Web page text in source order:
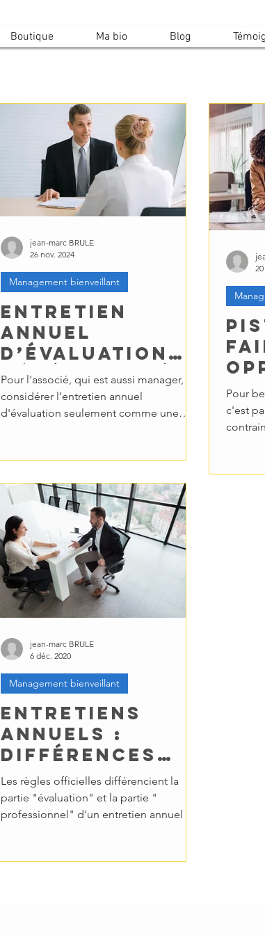
Boutique Ma bio Blog
Entretien
annuel
d’évaluation
côté associé :
comment le
réussir ?
Pour l'associé, qui est aussi manager,
considérer l’entretien annuel
d'évaluation seulement comme une
Management bienveillant
jean-marc BRULE
26 nov. 2024
Pour
c'est
Entretiens
annuels :
différences
entre
« évaluation »
et
l »
Les règles officielles différencient la
partie "évaluation" et la partie "
professionnel" d'un entretien annuel de
Management bienveillant
jean-marc BRULE
6 déc. 2020